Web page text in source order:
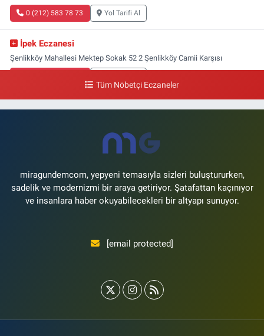
0 (212) 583 78 73 Yol Tarifi Al
İpek Eczanesi
Şenlikköy Mahallesi Mektep Sokak 52 2 Şenlikköy Camii Karşısı
Gün Eczanesi
Yol Tarifi Al
Tüm Nöbetçi Eczaneler
miragundemcom, yepyeni temasıyla sizleri buluştururken,
sadelik ve modernizmi bir araya getiriyor. Şatafattan kaçınıyor
ve insanlara haber okuyabilecekleri bir altyapı sunuyor.
[email protected]